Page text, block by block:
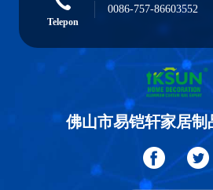
Telepon
0086-757-86603552
佛山市易铠轩家居制